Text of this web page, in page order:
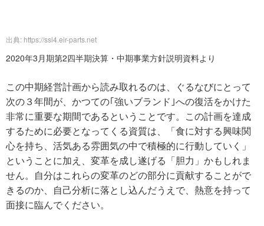
出典: https://ssl4.eir-parts.net
2020年3月期第2四半期決算・中期事業方針説明資料より
この中期経営計画から読み取れるのは、ぐるなびにとって
次の３年間が、かつての｢強いブランド｣への復活をかけた
非常に重要な期間であるということです。この計画を達成
するために必要となってくる資質は、「食に対する興味関
心を持ち、活気ある雰囲気の中で積極的に行動していく」
ということに加え、変革を成し遂げる「胆力」かもしれま
せん。自分はこれらの変革のどの部分に貢献することがで
きるのか、自己分析に落とし込んだうえで、熱意を持って
面接に臨んでください。